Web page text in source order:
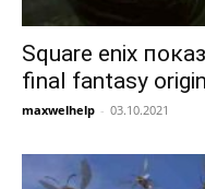
Square enix
final fantasy
maxwelhelp - 03.10.2021